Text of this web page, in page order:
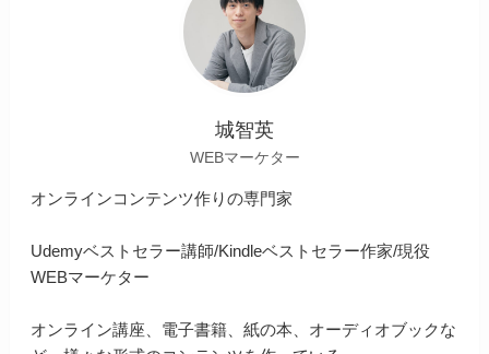
城智英
WEBマーケター
オンラインコンテンツ作りの専門家
Udemyベストセラー講師/Kindleベストセラー作家/現役
WEBマーケター
オンライン講座、電子書籍、紙の本、オーディオブックな